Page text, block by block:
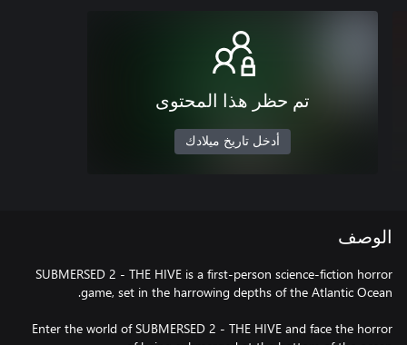
تم حظر هذا المحتوى
أدخل تاريخ ميلادك
الوصف
SUBMERSED 2 - THE HIVE is a first-person science-fiction horror
Enter the world of SUBMERSED 2 - THE HIVE and face the horror